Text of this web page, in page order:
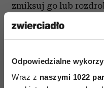
Odpowiedzialne
Wraz z naszymi 1022
zmiksuj go lub
z dwoma łyżeczkami
i solą do smaku.
piniowymi lub